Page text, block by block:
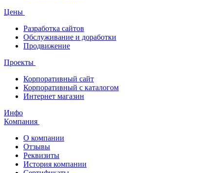
Цены
Разработка сайтов
Обслуживание и доработки
Продвижение
Проекты
Корпоративный сайт
Корпоративный с каталогом
Интернет магазин
Инфо
Компания
О компании
Отзывы
Реквизиты
История компании